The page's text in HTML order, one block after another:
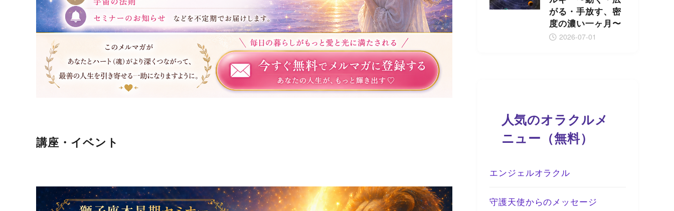
講座・イベント
がる・手放す、密
度の濃い一ヶ月〜
2026-07-01
人気のオラクルメ
ニュー（無料）
エンジェルオラクル
守護天使からのメッセージ